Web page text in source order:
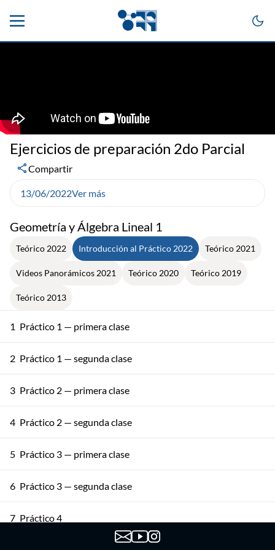
Geometría y Álgebra Lineal 1
Teórico 2022 Introducción al Práctico 2022 Teórico 2021
Videos Panorámicos 2021 Teórico 2020 Teórico 2019
Teórico 2013
1 Práctico 1 — primera clase
2 Práctico 1 — segunda clase
3 Práctico 2 — primera clase
4 Práctico 2 — segunda clase
5 Práctico 3 — primera clase
6 Práctico 3 — segunda clase
7 Práctico 4
Ejercicios de preparación 2do Parcial
Compartir
13/06/2022Ver más